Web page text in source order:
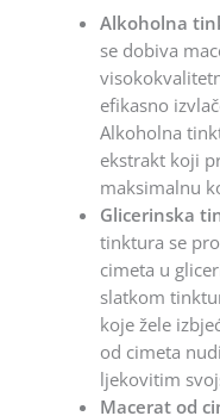
Alkoholna
se dobiva
efikasno
Alkoholna
ekstrakt koji
maksimalnu
Glicerinska
tinktura se
cimeta u
slatkom
koje žele
od cimeta
ljekovitim
Macerat od